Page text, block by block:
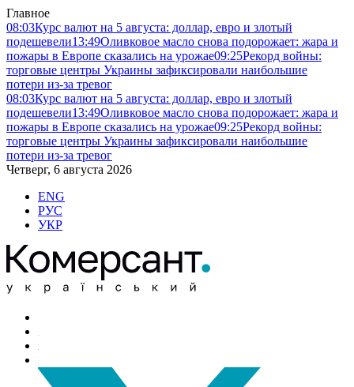
Главное
08:03Курс валют на 5 августа: доллар, евро и злотый
подешевели13:49Оливковое масло снова подорожает: жара и
пожары в Европе сказались на урожае09:25Рекорд войны:
торговые центры Украины зафиксировали наибольшие
потери из-за тревог
08:03Курс валют на 5 августа: доллар, евро и злотый
подешевели13:49Оливковое масло снова подорожает: жара и
пожары в Европе сказались на урожае09:25Рекорд войны:
торговые центры Украины зафиксировали наибольшие
потери из-за тревог
Четверг, 6 августа 2026
ENG
РУС
УКР